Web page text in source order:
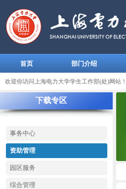
首页 部门介绍
欢迎你访问上海电力大学学生工作部(处)网站！
下载专区
事务中心
资助管理
园区服务
综合管理